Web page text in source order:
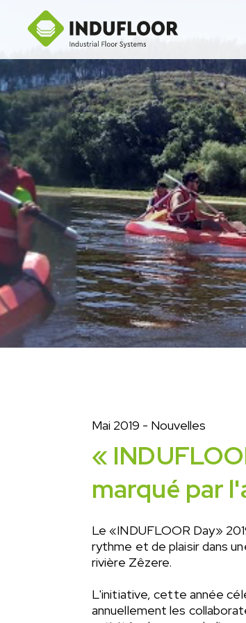
Mai 2019 - Nouvelles
«
marqué par
Le «INDUFLOOR Day»
rythme et de plaisir dans
rivière Zêzere.
L'initiative, cette année
annuellement les